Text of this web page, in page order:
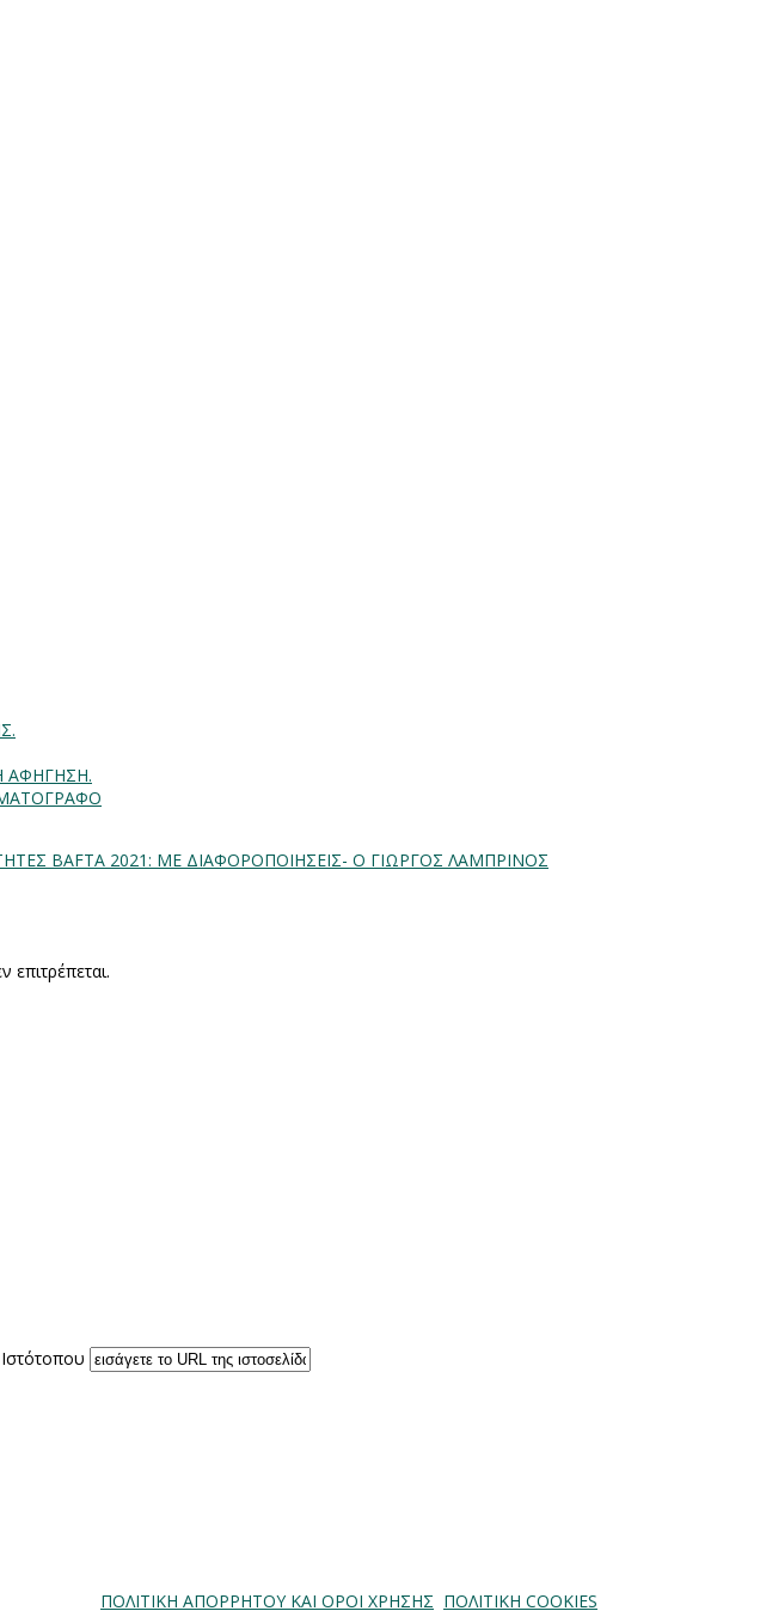
ΑΦΗΓΗΣΗ.
BAFTA 2021: ME ΔΙΑΦΟΡΟΠΟΙΗΣΕΙΣ- Ο ΓΙΩΡΓΟΣ ΛΑΜΠΡΙΝΟΣ
επιτρέπεται.
ΠΟΛΙΤΙΚΗ ΑΠΟΡΡΗΤΟΥ ΚΑΙ ΟΡΟΙ ΧΡΗΣΗΣ ΠΟΛΙΤΙΚΗ COOKIES